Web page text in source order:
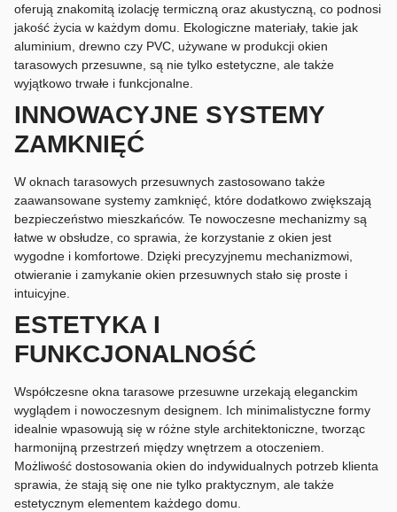
oferują znakomitą izolację termiczną oraz akustyczną, co podnosi
jakość życia w każdym domu. Ekologiczne materiały, takie jak
aluminium, drewno czy PVC, używane w produkcji okien
tarasowych przesuwne, są nie tylko estetyczne, ale także
wyjątkowo trwałe i funkcjonalne.
INNOWACYJNE SYSTEMY
ZAMKNIĘĆ
W oknach tarasowych przesuwnych zastosowano także
zaawansowane systemy zamknięć, które dodatkowo zwiększają
bezpieczeństwo mieszkańców. Te nowoczesne mechanizmy są
łatwe w obsłudze, co sprawia, że korzystanie z okien jest
wygodne i komfortowe. Dzięki precyzyjnemu mechanizmowi,
otwieranie i zamykanie okien przesuwnych stało się proste i
intuicyjne.
ESTETYKA I
FUNKCJONALNOŚĆ
Współczesne okna tarasowe przesuwne urzekają eleganckim
wyglądem i nowoczesnym designem. Ich minimalistyczne formy
idealnie wpasowują się w różne style architektoniczne, tworząc
harmonijną przestrzeń między wnętrzem a otoczeniem.
Możliwość dostosowania okien do indywidualnych potrzeb klienta
sprawia, że stają się one nie tylko praktycznym, ale także
estetycznym elementem każdego domu.